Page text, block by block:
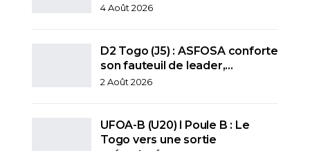
4 Août 2026
D2 Togo (J5) : ASFOSA conforte
son fauteuil de leader,…
2 Août 2026
UFOA-B (U20) l Poule B : Le
Togo vers une sortie